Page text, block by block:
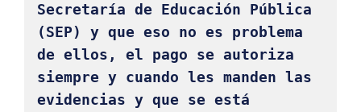
Secretaría de Educación Pública
(SEP) y que eso no es problema
de ellos, el pago se autoriza
siempre y cuando les manden las
evidencias y que se está